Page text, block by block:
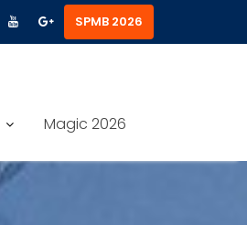
SPMB 2026
Magic 2026